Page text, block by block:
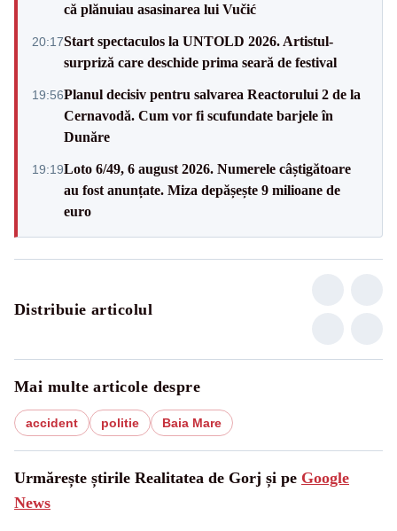
că plănuiau asasinarea lui Vučić
20:17Start spectaculos la UNTOLD 2026. Artistul-
surpriză care deschide prima seară de festival
19:56Planul decisiv pentru salvarea Reactorului 2 de la
Cernavodă. Cum vor fi scufundate barjele în
Dunăre
19:19Loto 6/49, 6 august 2026. Numerele câștigătoare
au fost anunțate. Miza depășește 9 milioane de
euro
Distribuie articolul
Mai multe articole despre
accident politie Baia Mare
Urmărește știrile Realitatea de Gorj și pe Google
News